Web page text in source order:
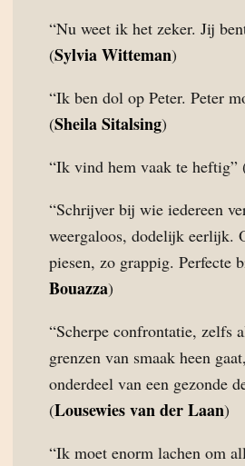
“Nu weet ik het zeker. Jij
(Sylvia Witteman)
“Ik ben dol op Peter. Peter
(Sheila Sitalsing)
“Ik vind hem vaak te heftig”
“Schrijver bij wie iedereen
weergaloos, dodelijk eerlijk.
piesen, zo grappig. Perfecte
Bouazza)
“Scherpe confrontatie, zelfs
grenzen van smaak heen
onderdeel van een gezonde
(Lousewies van der Laan)
“Ik moet enorm lachen om